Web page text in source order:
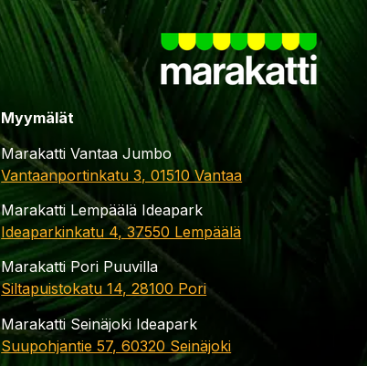
Myymälät
Marakatti Vantaa Jumbo
Vantaanportinkatu 3, 01510 Vantaa
Marakatti Lempäälä Ideapark
Ideaparkinkatu 4, 37550 Lempäälä
Marakatti Pori Puuvilla
Siltapuistokatu 14, 28100 Pori
Marakatti Seinäjoki Ideapark
Suupohjantie 57, 60320 Seinäjoki